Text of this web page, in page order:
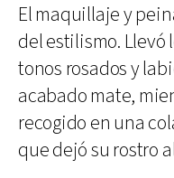
El maquillaje y
del estilismo. Llevó
tonos rosados y
acabado mate,
recogido en una
que dejó su rostro